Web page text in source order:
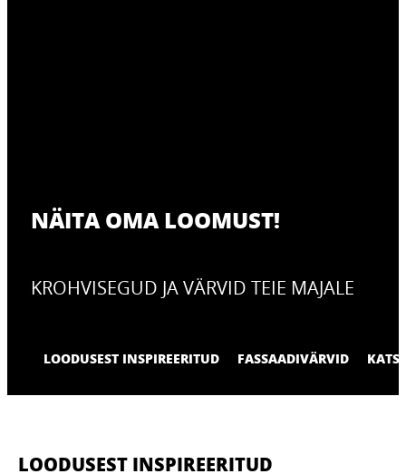
NÄITA OMA LOOMUST!
KROHVISEGUD JA VÄRVID TEIE MAJALE
LOODUSEST INSPIREERITUD FASSAADIVÄRVID
LOODUSEST INSPIREERITUD